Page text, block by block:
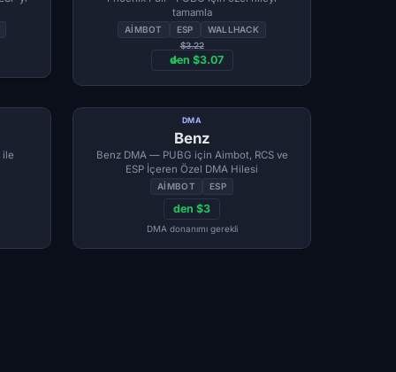
tamamla
AIMBOT ESP
WALLHACK
$3.22
den $3.07
ile
DMA
Benz
Benz DMA — PUBG için Aimbot, RCS ve
ESP İçeren Özel DMA Hilesi
AIMBOT ESP
den $3
DMA donanımı gerekli